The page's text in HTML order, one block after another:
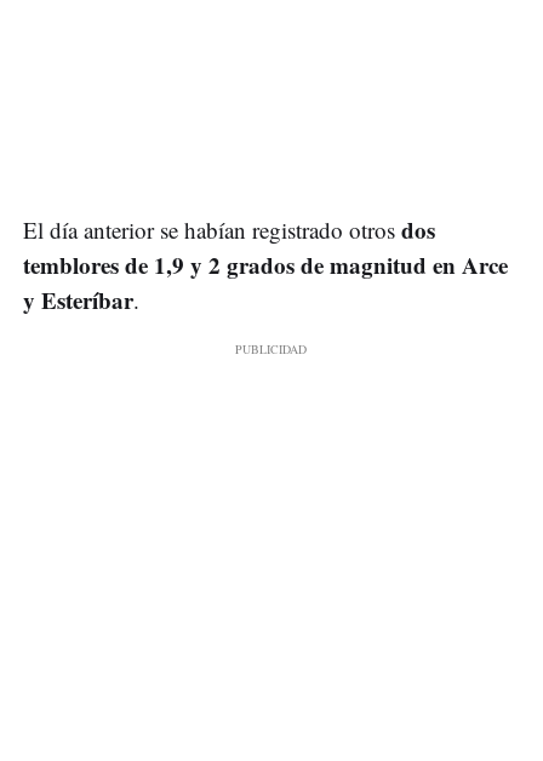
El día anterior se habían registrado otros dos
temblores de 1,9 y 2 grados de magnitud en Arce
y Esteríbar.